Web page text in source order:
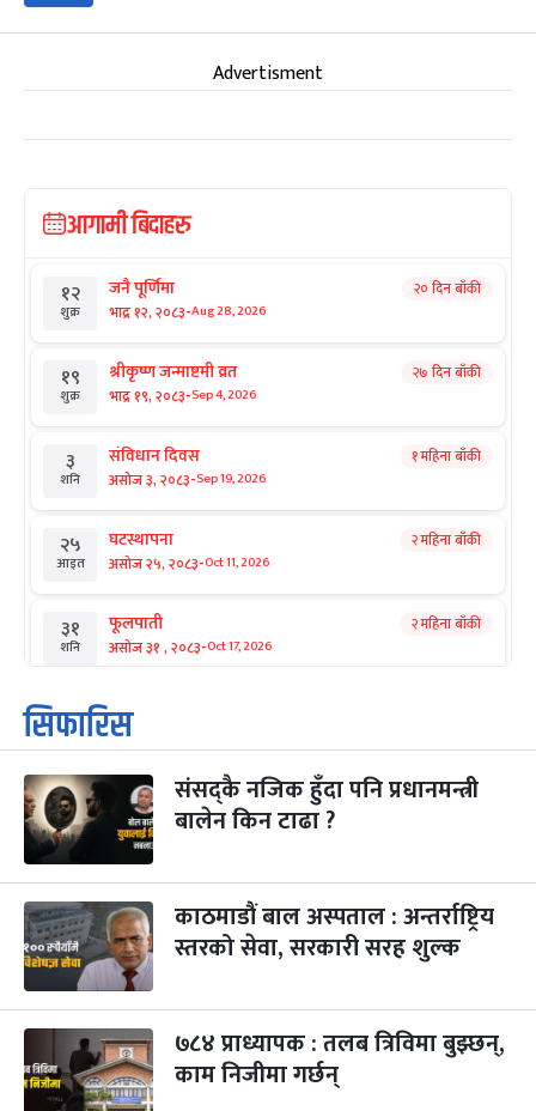
Advertisment
आगामी बिदाहरु
१२
शुक्र
जनै पूर्णिमा
भाद्र १२, २०८३-Aug 28, 2026
२० दिन बाँकी
१९
शुक्र
श्रीकृष्ण जन्माष्टमी व्रत
भाद्र १९, २०८३-Sep 4, 2026
२७ दिन बाँकी
३
शनि
संविधान दिवस
असोज ३, २०८३-Sep 19, 2026
१ महिना बाँकी
२५
आइत
घटस्थापना
असोज २५, २०८३-Oct 11, 2026
२ महिना बाँकी
३१
शनि
फूलपाती
असोज ३१ , २०८३-Oct 17, 2026
२ महिना बाँकी
१
आइत
कार्तिक सङ्क्रान्ति
कार्तिक १, २०८३
३
मंगल
महानवमी
कार्तिक ३, २०८३-Oct 20, 2026
२ महिना बाँकी
४
बुध कार्तिक ४, २०८३ Oct 21, 2026
५
बिहि
पापा‌ङ्कुशा एकादशी व्रत
कार्तिक ५, २०८३
२ महिना बाँकी
२२
आइत
कुकुर तिहार
कार्तिक २२, २०८३-Nov 8, 2026
३ महिना बाँकी
सिफारिस
संसद्कै नजिक हुँदा पनि प्रधानमन्त्री
बालेन किन टाढा ?
काठमाडौं बाल अस्पताल : अन्तर्राष्ट्रिय
स्तरको सेवा, सरकारी सरह शुल्क
७८४ प्राध्यापक : तलब त्रिविमा बुझ्छन्,
काम निजीमा गर्छन्